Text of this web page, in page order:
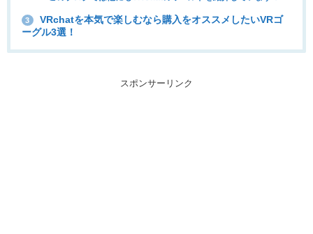
3
VRchatを本気で楽しむなら購入をオススメしたいVRゴ
ーグル3選！
スポンサーリンク